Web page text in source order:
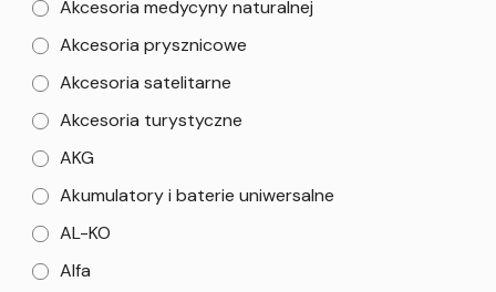
Akcesoria medycyny naturalnej
Akcesoria prysznicowe
Akcesoria satelitarne
Akcesoria turystyczne
AKG
Akumulatory i baterie uniwersalne
AL-KO
Alfa